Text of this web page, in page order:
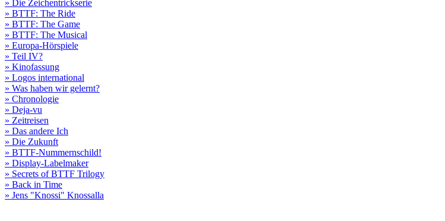
» Die Zeichentrickserie
» BTTF: The Ride
» BTTF: The Game
» BTTF: The Musical
» Europa-Hörspiele
» Teil IV?
» Kinofassung
» Logos international
» Was haben wir gelernt?
» Chronologie
» Deja-vu
» Zeitreisen
» Das andere Ich
» Die Zukunft
» BTTF-Nummernschild!
» Display-Labelmaker
» Secrets of BTTF Trilogy
» Back in Time
» Jens "Knossi" Knossalla